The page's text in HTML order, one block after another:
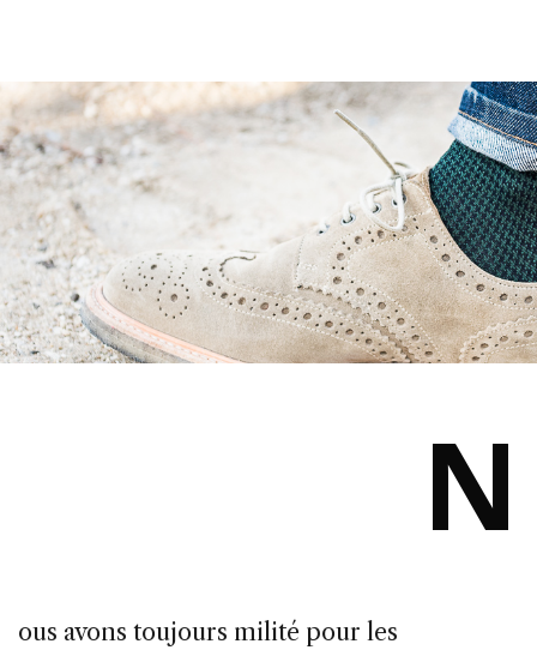
N
ous avons toujours milité pour les